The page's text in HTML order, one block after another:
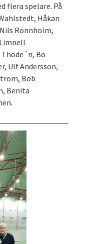
flera spelare. På
Håkan
Rönnholm,
Bo
Ulf Andersson,
Bob
Benita